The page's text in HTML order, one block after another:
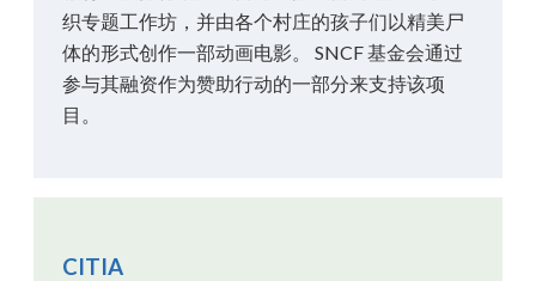
织专题工作坊，并由各个村庄的孩子们以精美尸
体的形式创作一部动画电影。 SNCF 基金会通过
参与其融资作为赞助行动的一部分来支持该项
目。
CITIA